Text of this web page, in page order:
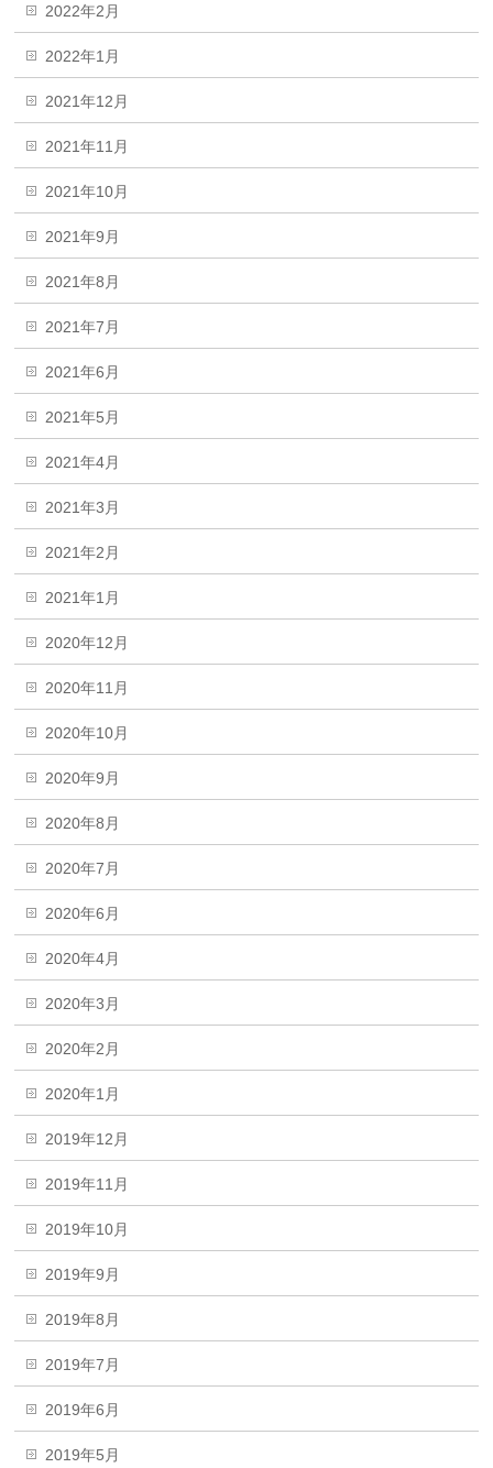
2022年2月
2022年1月
2021年12月
2021年11月
2021年10月
2021年9月
2021年8月
2021年7月
2021年6月
2021年5月
2021年4月
2021年3月
2021年2月
2021年1月
2020年12月
2020年11月
2020年10月
2020年9月
2020年8月
2020年7月
2020年6月
2020年4月
2020年3月
2020年2月
2020年1月
2019年12月
2019年11月
2019年10月
2019年9月
2019年8月
2019年7月
2019年6月
2019年5月